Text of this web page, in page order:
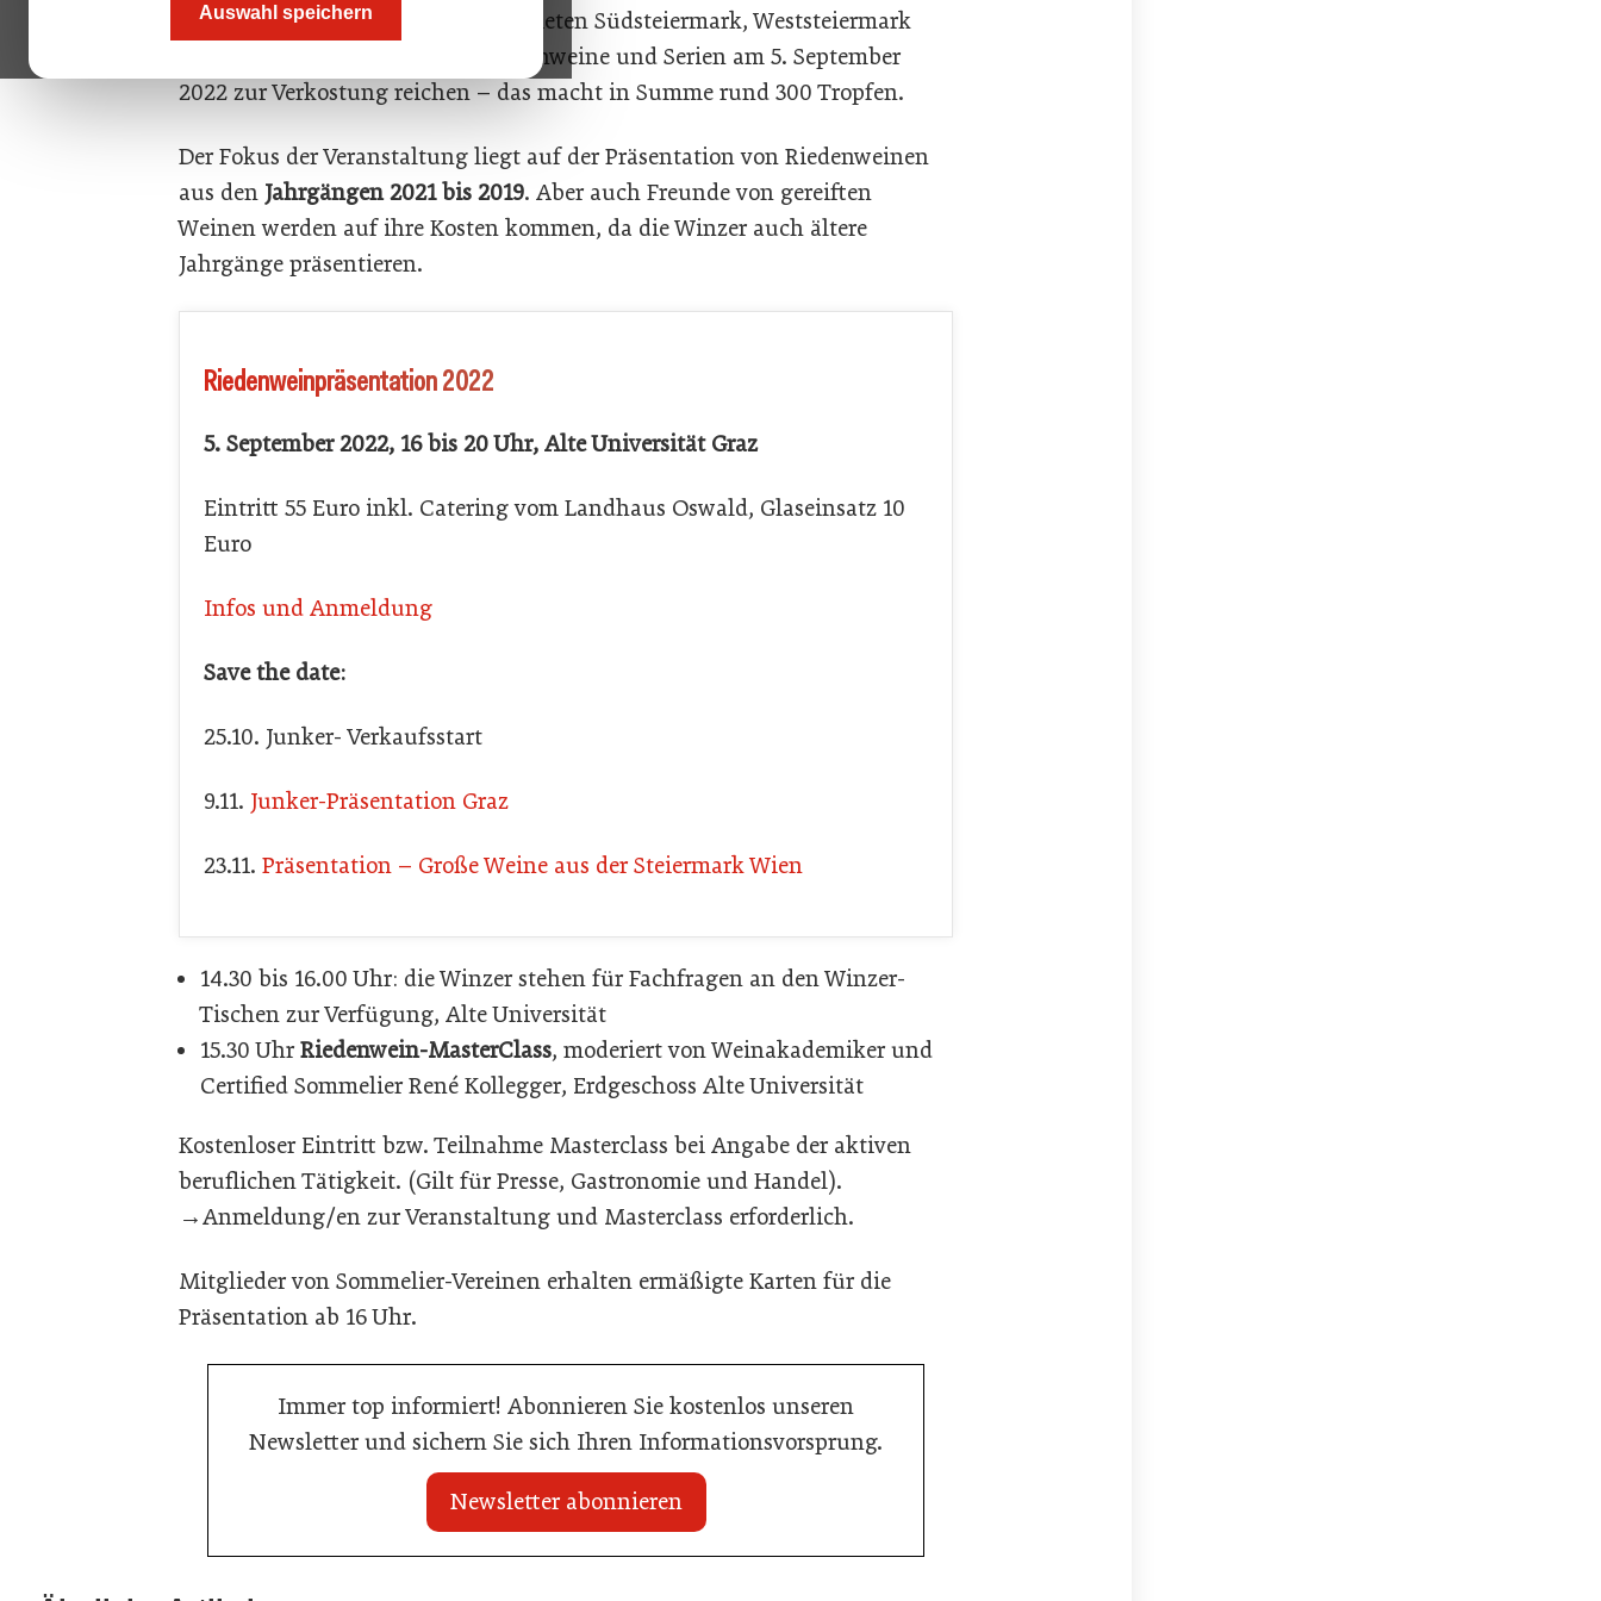
Auswahl speichern
An die 50 Winzer aus den DAC-Gebieten Südsteiermark, Weststeiermark
und Vulkanland werden ihre Riedenweine und Serien am 5. September
2022 zur Verkostung reichen – das macht in Summe rund 300 Tropfen.
Der Fokus der Veranstaltung liegt auf der Präsentation von Riedenweinen
aus den Jahrgängen 2021 bis 2019. Aber auch Freunde von gereiften
Weinen werden auf ihre Kosten kommen, da die Winzer auch ältere
Jahrgänge präsentieren.
Riedenweinpräsentation 2022
5. September 2022, 16 bis 20 Uhr, Alte Universität Graz
Eintritt 55 Euro inkl. Catering vom Landhaus Oswald, Glaseinsatz 10
Euro
Infos und Anmeldung
Save the date:
25.10. Junker- Verkaufsstart
9.11. Junker-Präsentation Graz
23.11. Präsentation – Große Weine aus der Steiermark Wien
14.30 bis 16.00 Uhr: die Winzer stehen für Fachfragen an den Winzer-
Tischen zur Verfügung, Alte Universität
15.30 Uhr Riedenwein-MasterClass, moderiert von Weinakademiker und
Certified Sommelier René Kollegger, Erdgeschoss Alte Universität
Kostenloser Eintritt bzw. Teilnahme Masterclass bei Angabe der aktiven
beruflichen Tätigkeit. (Gilt für Presse, Gastronomie und Handel).
→Anmeldung/en zur Veranstaltung und Masterclass erforderlich.
Mitglieder von Sommelier-Vereinen erhalten ermäßigte Karten für die
Präsentation ab 16 Uhr.
Immer top informiert! Abonnieren Sie kostenlos unseren
Newsletter und sichern Sie sich Ihren Informationsvorsprung.
Newsletter abonnieren